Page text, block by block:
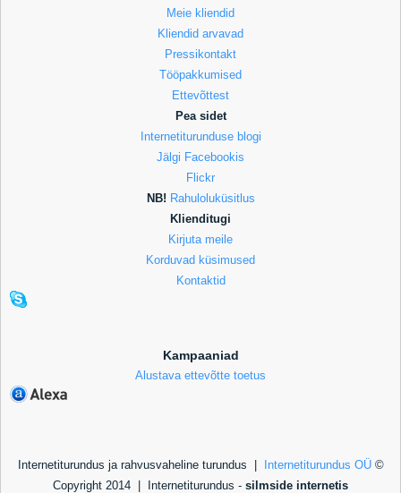
Meie kliendid
Kliendid arvavad
Pressikontakt
Tööpakkumised
Ettevõttest
Pea sidet
Internetiturunduse blogi
Jälgi Facebookis
Flickr
NB! Rahuloluküsitlus
Klienditugi
Kirjuta meile
Korduvad küsimused
Kontaktid
Kampaaniad
Alustava ettevõtte toetus
Internetiturundus ja rahvusvaheline turundus | Internetiturundus OÜ©
Copyright 2014 | Internetiturundus - silmside internetis